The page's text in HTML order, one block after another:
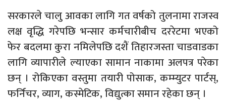
सरकारले चालु आवका लागि गत वर्षको तुलनामा राजस्व
लक्ष वृद्धि गरेपछि भन्सार कर्मचारीबीच दररेटमा भएको
फेर बदलमा कुरा नमिलेपछि दशैं तिहारजस्ता चाडवाडका
लागि व्यापारीले ल्याएका सामान नाकामा अलपत्र परेका
छन् । रोकिएका वस्तुमा तयारी पोसाक, कम्म्युटर पार्टस्,
फर्निचर, व्याग, कस्मेटिक, विद्युत्का समान रहेका छन् ।